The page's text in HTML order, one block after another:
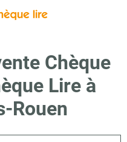
Chèque
Lire à
Rouen